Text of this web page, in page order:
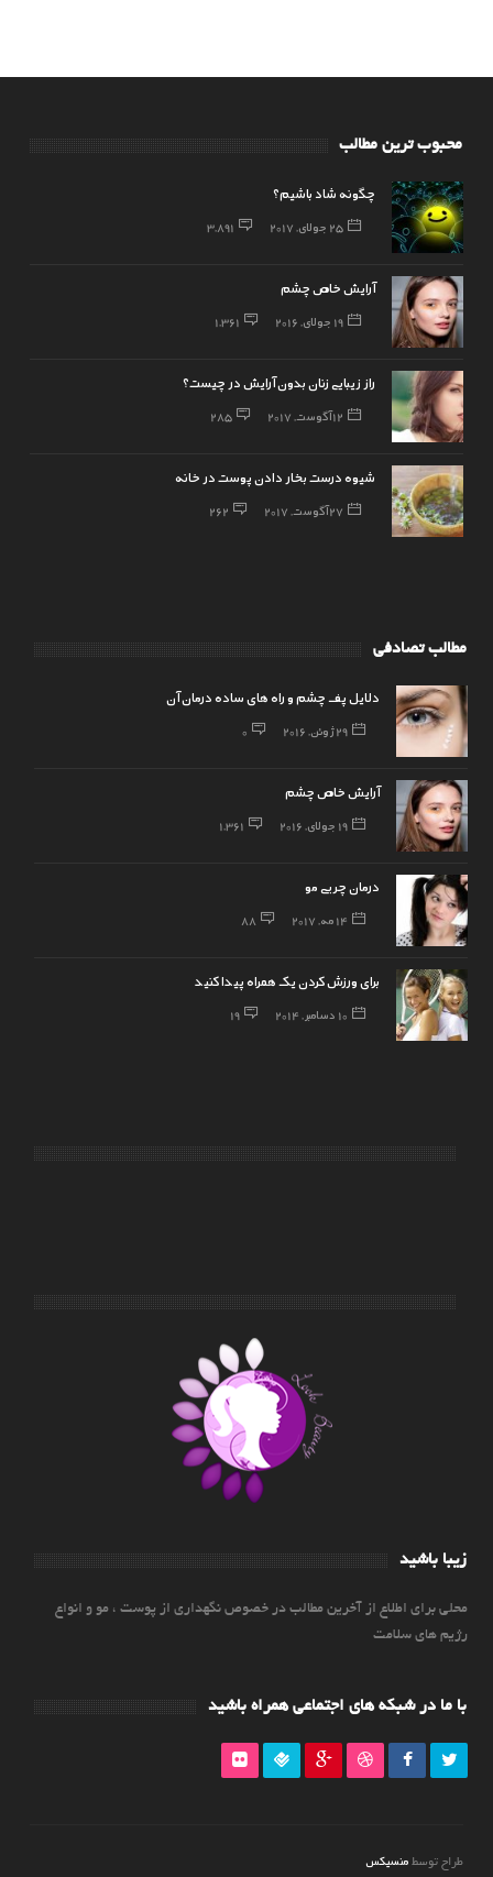
محبوب ترین مطالب
چگونه شاد باشیم؟
25 جولای, 2017 3,891
آرایش خاص چشم
19 جولای, 2016 1,361
راز زیبایی زنان بدون آرایش در چیست؟
12 آگوست, 2017 285
شیوه درست بخار دادن پوست در خانه
27 آگوست, 2017 262
مطالب تصادفی
دلایل پف چشم و راه های ساده درمان آن
29 ژوئن, 2016 0
آرایش خاص چشم
19 جولای, 2016 1,361
درمان چربی مو
14 مه, 2017 88
برای ورزش کردن یک همراه پیدا کنید
10 دسامبر, 2014 19
زیبا باشید
محلی برای اطلاع از آخرین مطالب در خصوص نگهداری از پوست ، مو و انواع
رژیم های سلامت
با ما در شبکه های اجتماعی همراه باشید
طراح توسط منسیکس